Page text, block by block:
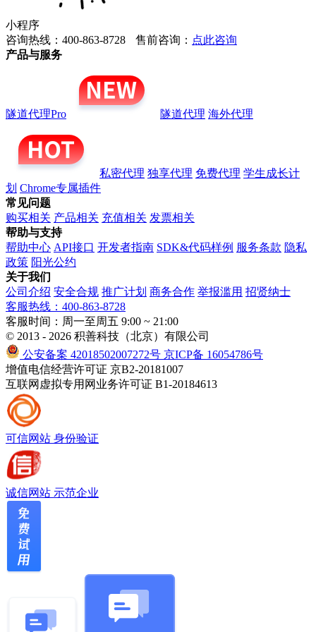
小程序
咨询热线：400-863-8728
售前咨询： 点此咨询
产品与服务
隧道代理Pro 隧道代理 海外代理
私密代理 独享代理 免费代理 学生成长计
划 Chrome专属插件
常见问题
购买相关 产品相关 充值相关 发票相关
帮助与支持
帮助中心 API接口 开发者指南 SDK&代码样例 服务条款 隐私
政策 阳光公约
关于我们
公司介绍 安全合规 推广计划 商务合作 举报滥用 招贤纳士
客服热线：400-863-8728
客服时间：周一至周五 9:00 ~ 21:00
© 2013 - 2026 积善科技（北京）有限公司
公安备案 42018502007272号 京ICP备 16054786号
增值电信经营许可证 京B2-20181007
互联网虚拟专用网业务许可证 B1-20184613
可信网站 身份验证
诚信网站 示范企业